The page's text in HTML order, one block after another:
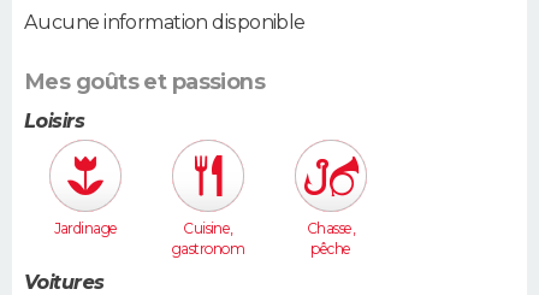
Aucune information disponible
Mes goûts et passions
Loisirs
Jardinage
Cuisine,
gastronom
Chasse,
pêche
Voitures